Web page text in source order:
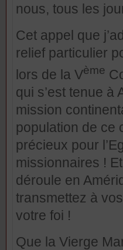
nous, tous les
Cet appel que
relief particulier
lors de la Vème
qui s’est tenue
mission
population de ce
précieux pour
missionnaires !
déroule en
transmettez à
votre foi !
Que la Vierge